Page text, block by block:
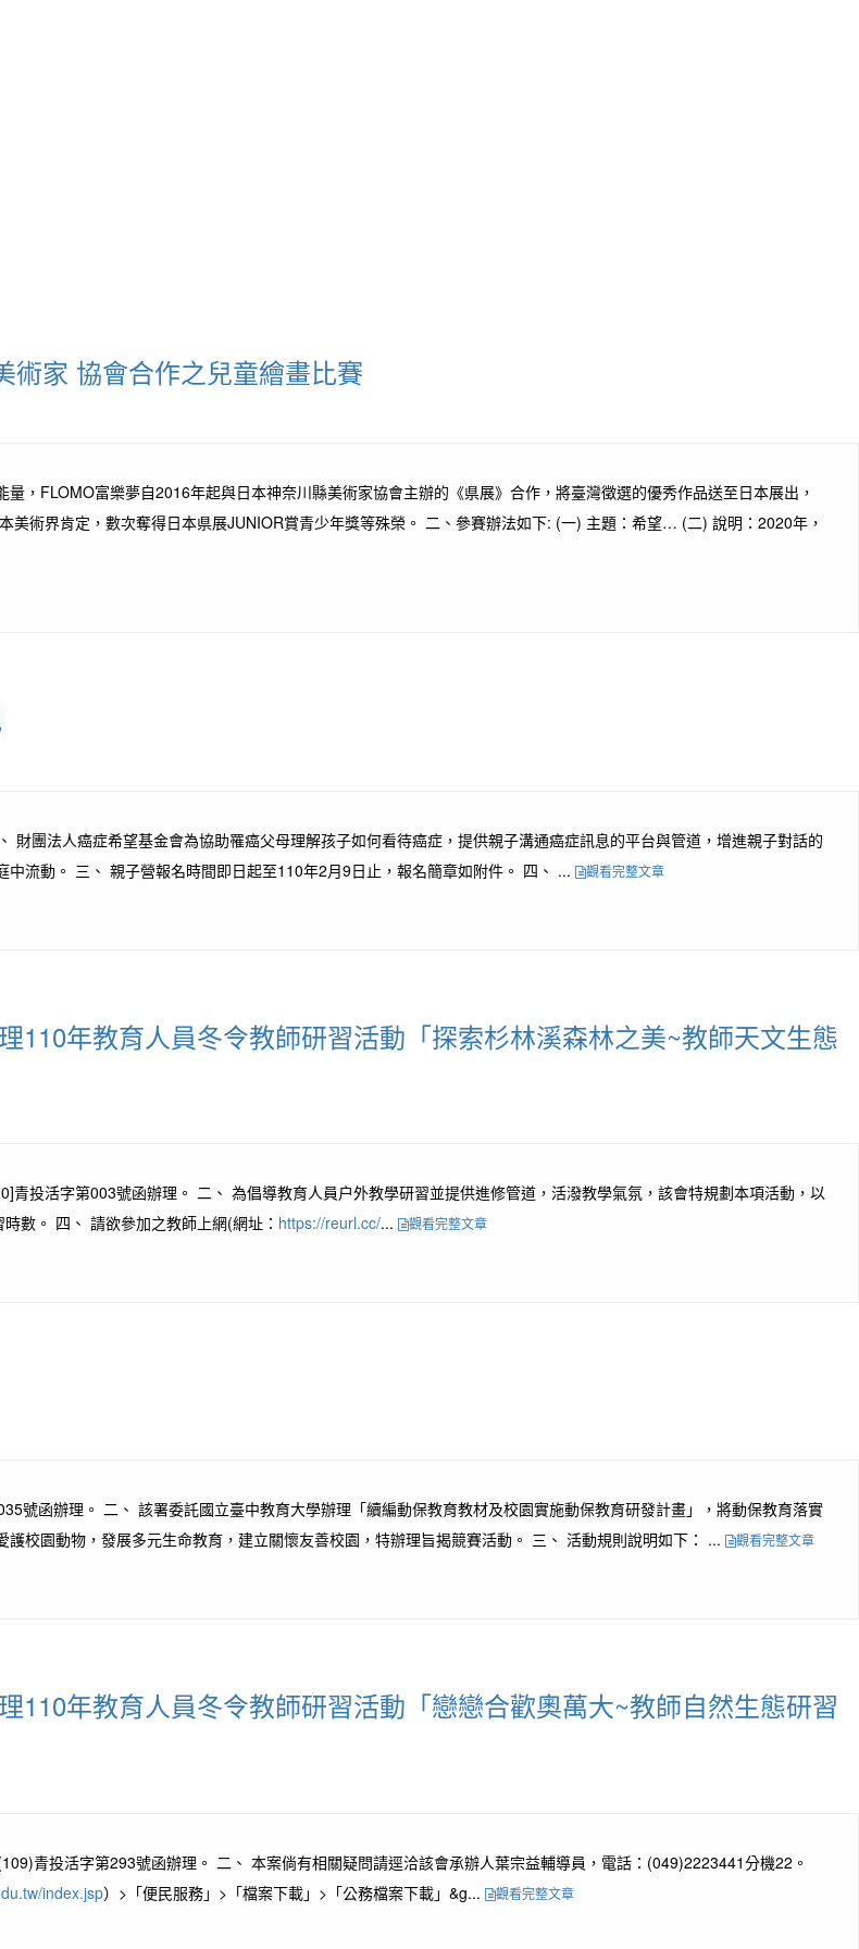
術家 協會合作之兒童繪畫比賽
，FLOMO富樂夢自2016年起與日本神奈川縣美術家協會主辦的《県展》合作，將臺灣徵選的優秀作品送至日本展出，
術界肯定，數次奪得日本県展JUNIOR賞青少年獎等殊榮。 二、參賽辦法如下: (一) 主題：希望… (二) 說明：2020年，
團法人癌症希望基金會為協助罹癌父母理解孩子如何看待癌症，提供親子溝通癌症訊息的平台與管道，增進親子對話的
流動。 三、 親子營報名時間即日起至110年2月9日止，報名簡章如附件。 四、 ...
觀看完整文章
110年教育人員冬令教師研習活動「探索杉林溪森林之美~教師天文生態
投活字第003號函辦理。 二、 為倡導教育人員户外教學研習並提供進修管道，活潑教學氣氛，該會特規劃本項活動，以
數。 四、 請欲參加之教師上網(網址： https://reurl.cc/... 觀看完整文章
函辦理。 二、 該署委託國立臺中教育大學辦理「續編動保教育教材及校園實施動保教育研發計畫」，將動保教育落實
校園動物，發展多元生命教育，建立關懷友善校園，特辦理旨揭競賽活動。 三、 活動規則說明如下： ...
觀看完整文章
110年教育人員冬令教師研習活動「戀戀合歡奧萬大~教師自然生態研習
青投活字第293號函辦理。 二、 本案倘有相關疑問請逕洽該會承辦人葉宗益輔導員，電話：(049)2223441分機22。
index.jsp）>「便民服務」>「檔案下載」>「公務檔案下載」&g... 觀看完整文章